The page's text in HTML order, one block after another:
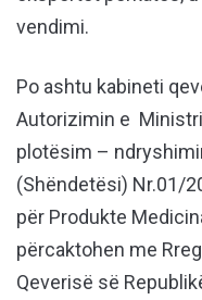
vendimi.
Po ashtu kabineti
Autorizimin e
plotësim –
(Shëndetësi) Nr.01/
për Produkte
përcaktohen me
Qeverisë së